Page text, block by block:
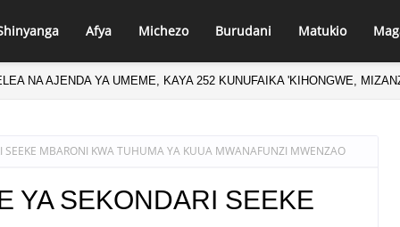
Afya Michezo Burudani Matukio
NA AJENDA YA UMEME, KAYA 252 KUNUFAIKA 'KIHONGWE,
SEEKE MBARONI KWA TUHUMA YA KUUA MWANAFUNZI MWENZAO
YA SEKONDARI SEEKE